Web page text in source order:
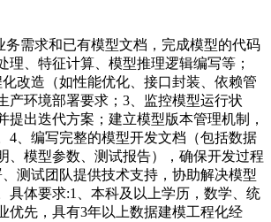
务需求和已有模型文档，完成模型的代码
理、特征计算、模型推理逻辑编写等；
改造（如性能优化、接口封装、依赖管
产环境部署要求；3、监控模型运行状
提出迭代方案；建立模型版本管理机制，
4、编写完整的模型开发文档（包括数据
、模型参数、测试报告），确保开发过程
测试团队提供技术支持，协助解决模型
具体要求:1、本科及以上学历，数学、统
优先，具有3年以上数据建模工程化经